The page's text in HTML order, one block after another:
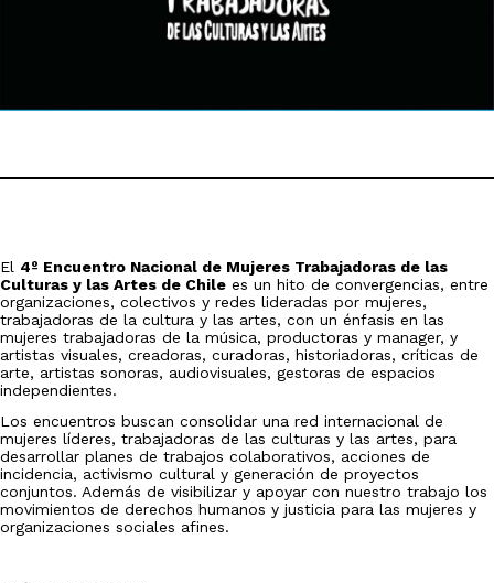
El 4º Encuentro Nacional de Mujeres Trabajadoras de las
Culturas y las Artes de Chile es un hito de convergencias, entre
organizaciones, colectivos y redes lideradas por mujeres,
trabajadoras de la cultura y las artes, con un énfasis en las
mujeres trabajadoras de la música, productoras y manager, y
artistas visuales, creadoras, curadoras, historiadoras, críticas de
arte, artistas sonoras, audiovisuales, gestoras de espacios
independientes.
Los encuentros buscan consolidar una red internacional de
mujeres líderes, trabajadoras de las culturas y las artes, para
desarrollar planes de trabajos colaborativos, acciones de
incidencia, activismo cultural y generación de proyectos
conjuntos. Además de visibilizar y apoyar con nuestro trabajo los
movimientos de derechos humanos y justicia para las mujeres y
organizaciones sociales afines.